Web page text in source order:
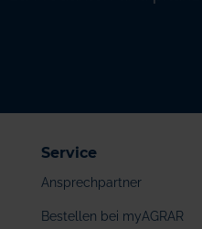
Service
Ansprechpartner
Bestellen bei myAGRAR